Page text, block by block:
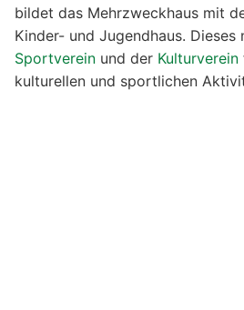
bildet das Mehrzweckhaus mit
Kinder- und Jugendhaus.
Sportverein und der Kulturverein
kulturellen und sportlichen